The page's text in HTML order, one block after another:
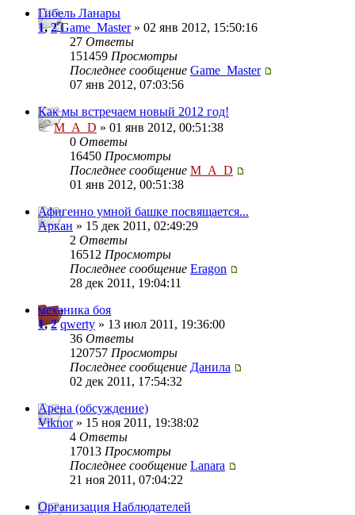
Гибель Ланары
1,2 Game_Master» 02 янв 2012, 15:50:16
27 Ответы
151459 Просмотры
Последнее сообщение Game_Master
07 янв 2012, 07:03:56
Как мы встречаем новый 2012 год!
M_A_D » 01 янв 2012, 00:51:38
0 Ответы
16450 Просмотры
Последнее сообщение M_A_D
01 янв 2012, 00:51:38
Афигенно умной башке посвящается...
Аркан » 15 дек 2011, 02:49:29
2 Ответы
16512 Просмотры
Последнее сообщение Eragon
28 дек 2011, 19:04:11
механика боя
1,2 qwerty » 13 июл 2011, 19:36:00
36 Ответы
120757 Просмотры
Последнее сообщение Данила
02 дек 2011, 17:54:32
Арена (обсуждение)
Viknor» 15 ноя 2011, 19:38:02
4 Ответы
17013 Просмотры
Последнее сообщение Lanara
21 ноя 2011, 07:04:22
Организация Наблюдателей